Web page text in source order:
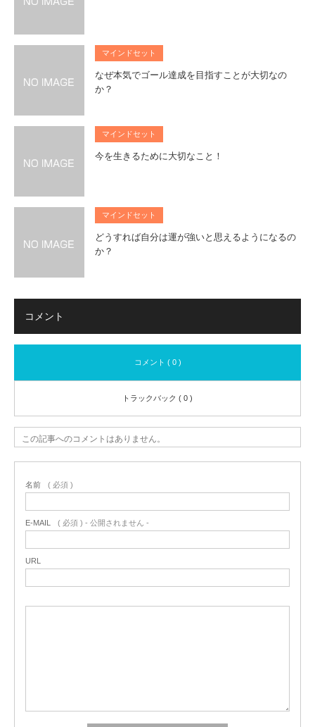
マインドセット
なぜ本気でゴール達成を目指すことが大切なの
か？
マインドセット
今を生きるために大切なこと！
マインドセット
どうすれば自分は運が強いと思えるようになるの
か？
コメント
コメント ( 0 )
トラックバック ( 0 )
この記事へのコメントはありません。
名前 ( 必須 )
E-MAIL ( 必須 ) - 公開されません -
URL